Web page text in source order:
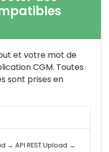
et votre mot de
CGM. Toutes
sont prises en
→ API REST Upload →